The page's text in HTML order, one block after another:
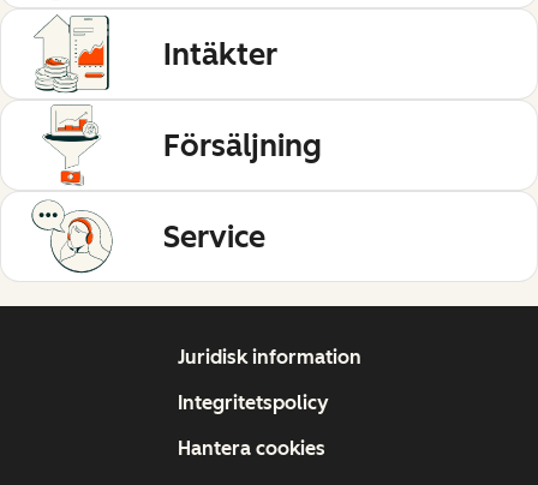
Intäkter
Försäljning
Service
Juridisk information
Integritetspolicy
Hantera cookies